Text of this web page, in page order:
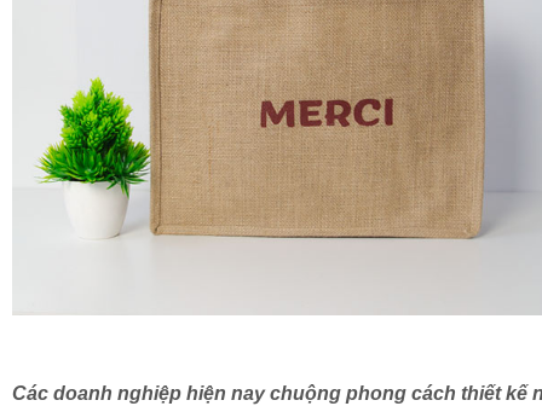
Các doanh nghiệp hiện nay chuộng phong cách thiết kế